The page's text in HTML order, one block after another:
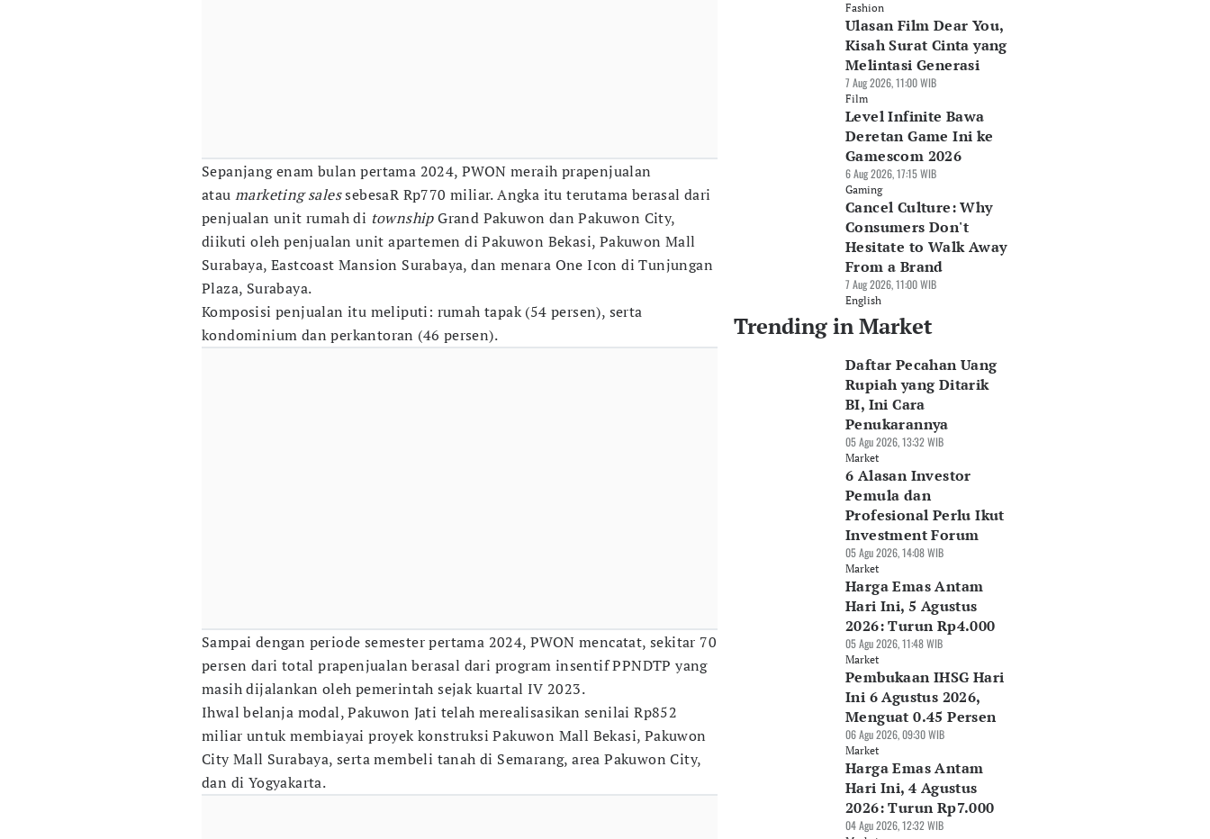
Sepanjang enam bulan pertama 2024, PWON meraih prapenjualan
atau marketing salessebesaR Rp770 miliar. Angka itu terutama berasal dari
penjualan unit rumah di townshipGrand Pakuwon dan Pakuwon City,
diikuti oleh penjualan unit apartemen di Pakuwon Bekasi, Pakuwon Mall
Surabaya, Eastcoast Mansion Surabaya, dan menara One Icon di Tunjungan
Plaza, Surabaya.
Komposisi penjualan itu meliputi: rumah tapak (54 persen), serta
kondominium dan perkantoran (46 persen).
Sampai dengan periode semester pertama 2024, PWON mencatat, sekitar 70
persen dari total prapenjualan berasal dari program insentif PPNDTP yang
masih dijalankan oleh pemerintah sejak kuartal IV 2023.
Ihwal belanja modal, Pakuwon Jati telah merealisasikan senilai Rp852
miliar untuk membiayai proyek konstruksi Pakuwon Mall Bekasi, Pakuwon
City Mall Surabaya, serta membeli tanah di Semarang, area Pakuwon City,
dan di Yogyakarta.
Fashion
Ulasan Film Dear You,
Kisah Surat Cinta yang
Melintasi Generasi
7 Aug 2026, 11:00 WIB
Film
Level Infinite Bawa
Deretan Game Ini ke
Gamescom 2026
6 Aug 2026, 17:15 WIB
Gaming
Cancel Culture: Why
Consumers Don't
Hesitate to Walk Away
From a Brand
7 Aug 2026, 11:00 WIB
English
Trending in Market
Daftar Pecahan Uang
Rupiah yang Ditarik
BI, Ini Cara
Penukarannya
05 Agu 2026, 13:32 WIB
Market
6 Alasan Investor
Pemula dan
Profesional Perlu Ikut
Investment Forum
05 Agu 2026, 14:08 WIB
Market
Harga Emas Antam
Hari Ini, 5 Agustus
2026: Turun Rp4.000
05 Agu 2026, 11:48 WIB
Market
Pembukaan IHSG Hari
Ini 6 Agustus 2026,
Menguat 0.45 Persen
06 Agu 2026, 09:30 WIB
Market
Harga Emas Antam
Hari Ini, 4 Agustus
2026: Turun Rp7.000
04 Agu 2026, 12:32 WIB